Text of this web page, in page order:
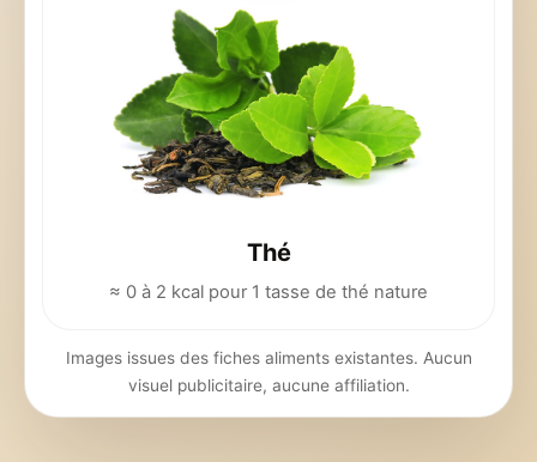
Thé
≈ 0 à 2 kcal pour 1 tasse de thé nature
Images issues des fiches aliments existantes. Aucun
visuel publicitaire, aucune affiliation.